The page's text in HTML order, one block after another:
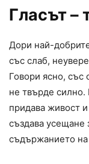
Гласът –
Дори най-
със слаб,
Говори ясно, със
не твърде
придава живост
създава усещане
съдържанието на